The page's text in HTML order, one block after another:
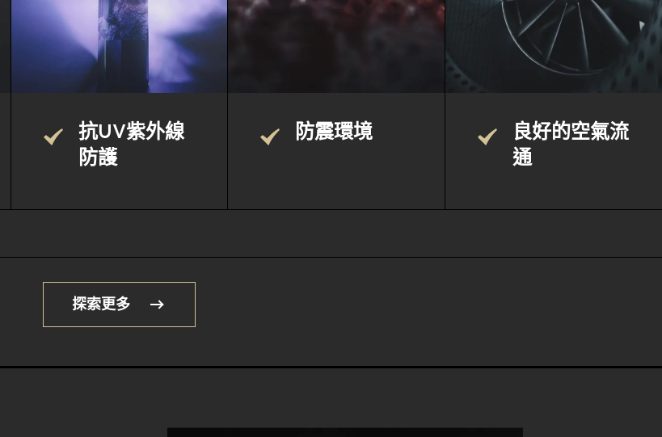
抗UV紫外線
防護
防震環境
良好的空氣流
通
探索更多